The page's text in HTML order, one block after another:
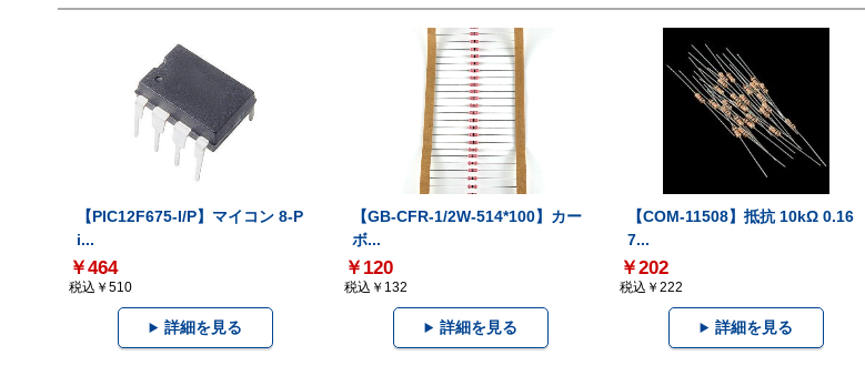
【PIC12F675-I/P】マイコン 8-P
i...
￥464
税込￥510
詳細を見る
【GB-CFR-1/2W-514*100】カー
ボ...
￥120
税込￥132
詳細を見る
【COM-11508】抵抗 10kΩ 0.16
7...
￥202
税込￥222
詳細を見る